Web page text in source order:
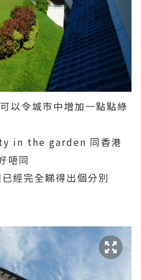
以令城市中増加一點點綠
in the garden 同香港
唔同
經完全睇得出個分別